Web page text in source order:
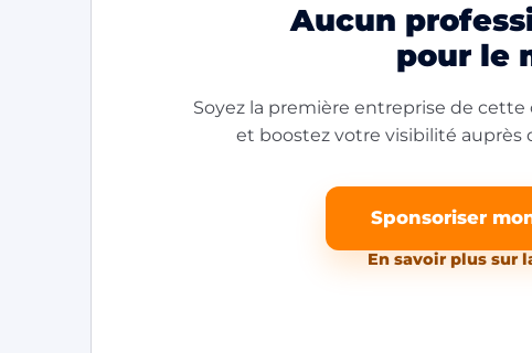
Aucun
pour le
Soyez la première entreprise de
et boostez votre visibilité auprès
Sponsoriser
En savoir plus sur